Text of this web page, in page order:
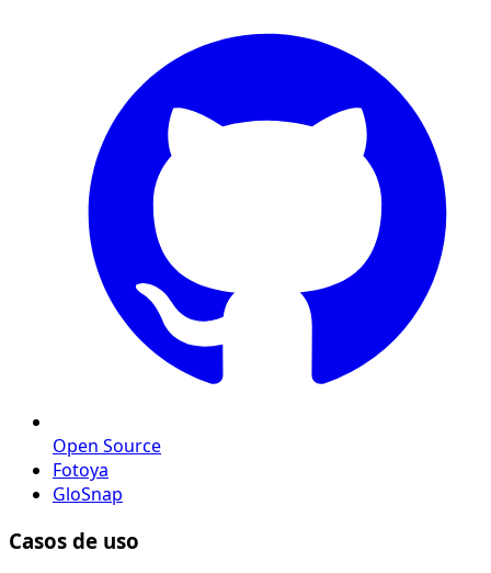
Open Source
Fotoya
GloSnap
Casos de uso